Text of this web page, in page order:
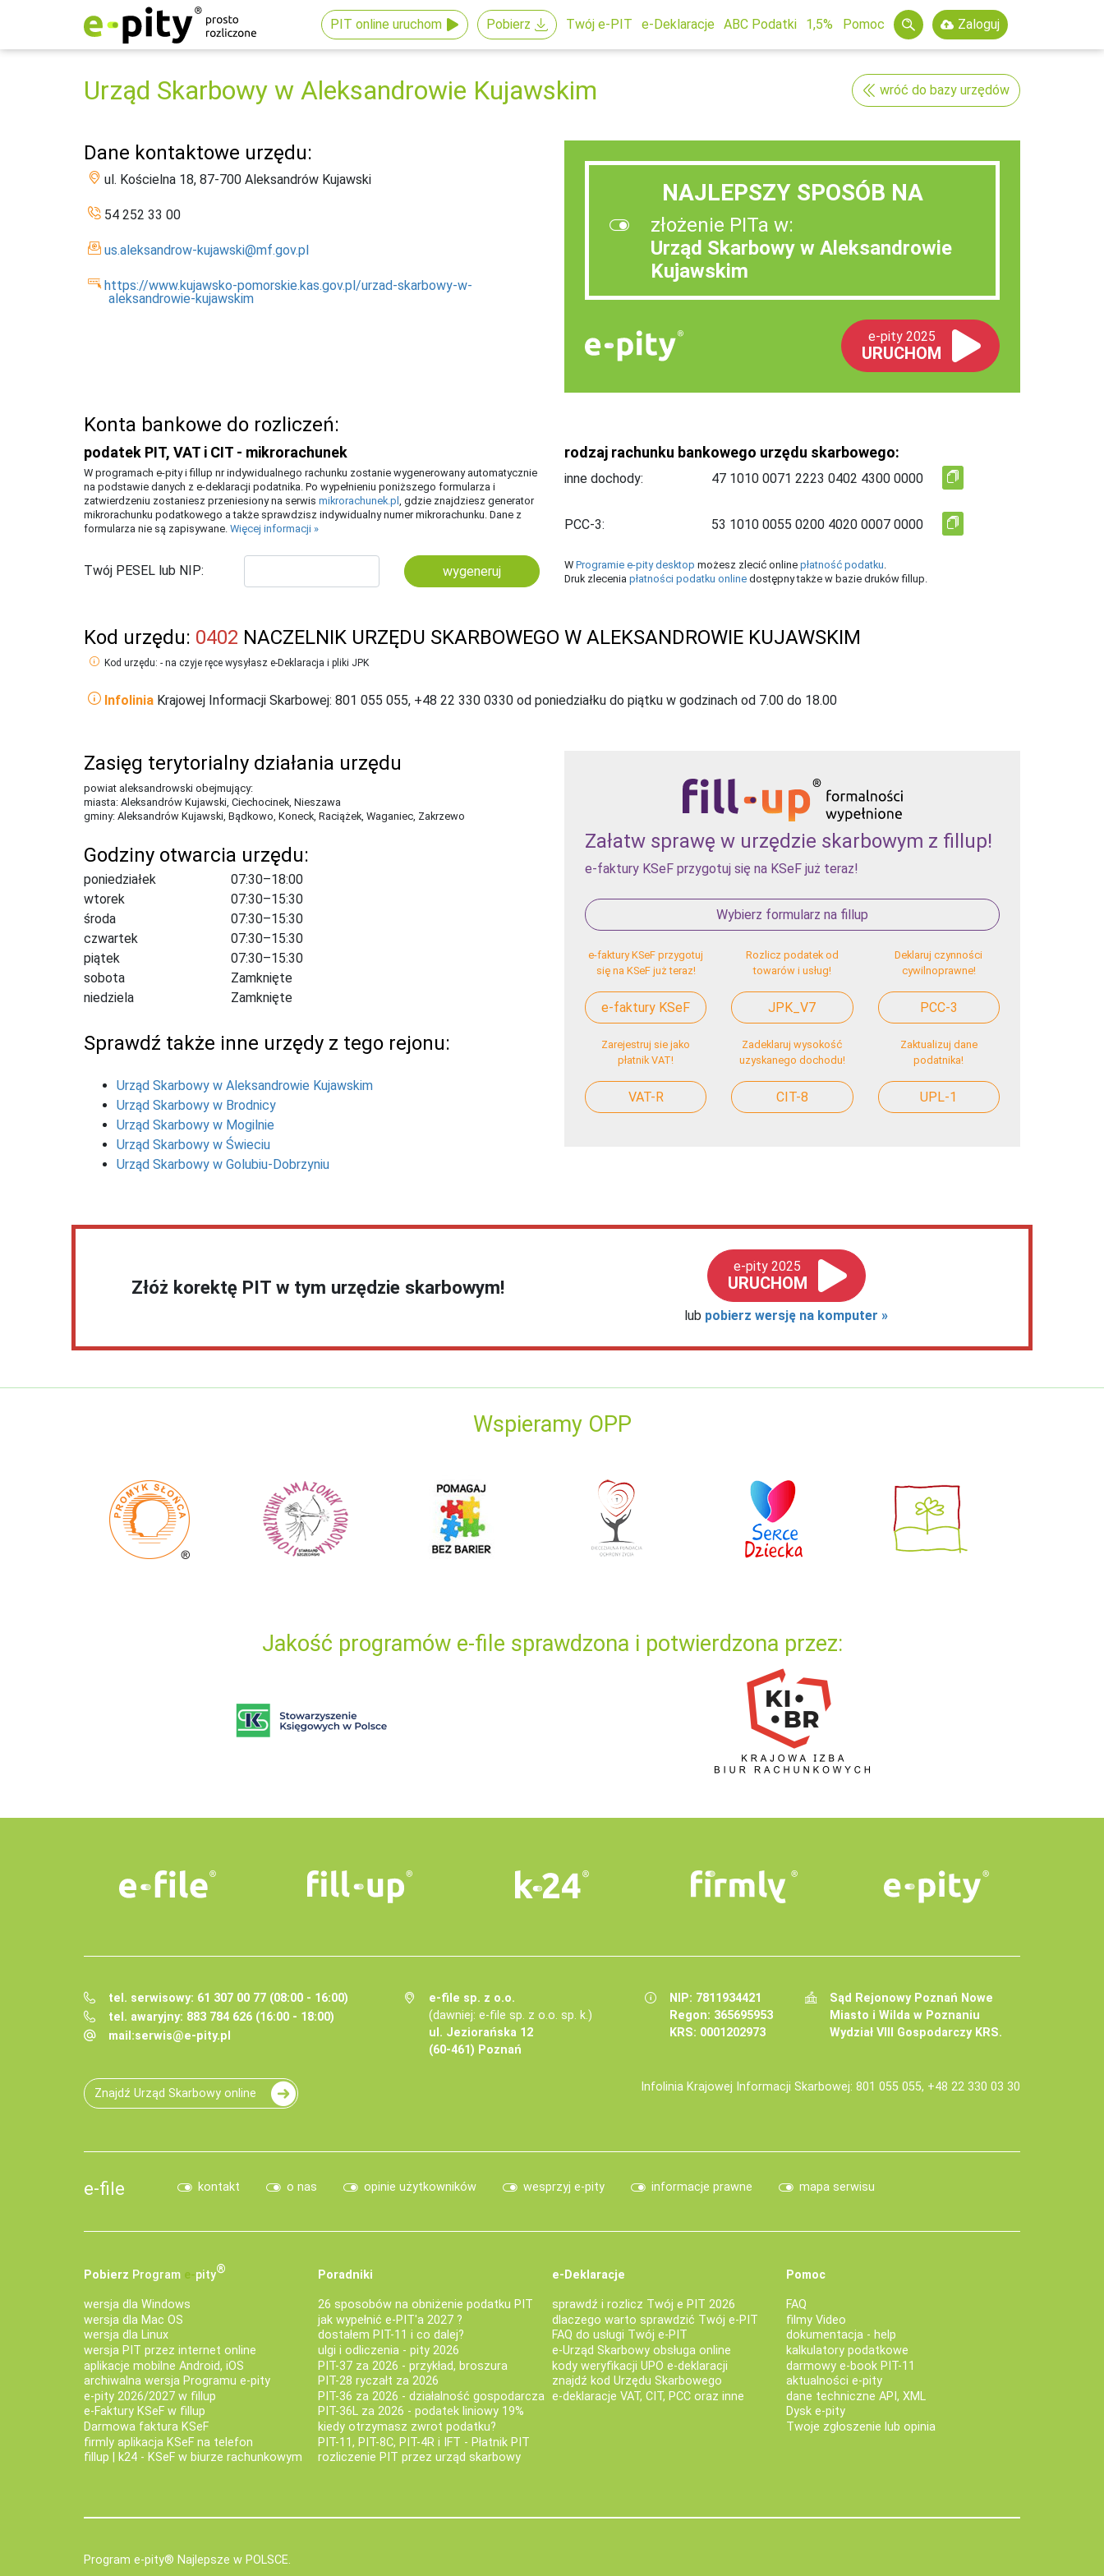
PIT online uruchom Pobierz Twój e-PIT e-Deklaracje ABC Podatki 1,5% Pomoc Zaloguj
Urząd Skarbowy w Aleksandrowie Kujawskim wróć do bazy urzędów
Dane kontaktowe urzędu:
ul. Kościelna 18, 87-700 Aleksandrów Kujawski
54 252 33 00
us.aleksandrow-kujawski@mf.gov.pl
https://www.kujawsko-pomorskie.kas.gov.pl/urzad-skarbowy-w-
aleksandrowie-kujawskim
NAJLEPSZY SPOSÓB NA
złożenie PITa w:
Urząd Skarbowy w Aleksandrowie
Kujawskim
e-pity 2025
URUCHOM
Konta bankowe do rozliczeń:
podatek PIT, VAT i CIT - mikrorachunek
W programach e-pity i fillup nr indywidualnego rachunku zostanie wygenerowany automatycznie
na podstawie danych z e-deklaracji podatnika. Po wypełnieniu poniższego formularza i
zatwierdzeniu zostaniesz przeniesiony na serwis mikrorachunek.pl , gdzie znajdziesz generator
mikrorachunku podatkowego a także sprawdzisz indywidualny numer mikrorachunku. Dane z
formularza nie są zapisywane. Więcej informacji »
Twój PESEL lub NIP: wygeneruj
rodzaj rachunku bankowego urzędu skarbowego:
inne dochody:
PCC-3:
W Programie e-pity desktop możesz zlecić online płatność podatku
Druk zlecenia płatności podatku online dostępny także w bazie druków fillup.
Kod urzędu: 0402 NACZELNIK URZĘDU SKARBOWEGO W ALEKSANDROWIE KUJAWSKIM
Kod urzędu: - na czyje ręce wysyłasz e-Deklaracja i pliki JPK
Infolinia Krajowej Informacji Skarbowej: 801 055 055, +48 22 330 0330 od poniedziałku do piątku w godzinach od 7.00 do 18.00
Zasięg terytorialny działania urzędu
powiat aleksandrowski obejmujący:
miasta: Aleksandrów Kujawski, Ciechocinek, Nieszawa
gminy: Aleksandrów Kujawski, Bądkowo, Koneck, Raciążek, Waganiec, Zakrzewo
Godziny otwarcia urzędu:
poniedziałek
07:30–18:00
wtorek
07:30–15:30
środa
07:30–15:30
czwartek
07:30–15:30
piątek
07:30–15:30
sobota
Zamknięte
niedziela
Zamknięte
Sprawdź także inne urzędy z tego rejonu:
Urząd Skarbowy w Aleksandrowie Kujawskim
Urząd Skarbowy w Brodnicy
Urząd Skarbowy w Mogilnie
Urząd Skarbowy w Świeciu
Urząd Skarbowy w Golubiu-Dobrzyniu
Załatw sprawę w urzędzie skarbowym z fillup!
e-faktury KSeF przygotuj się na KSeF już teraz!
Wybierz formularz na fillup
e-faktury KSeF przygotuj
się na KSeF już teraz!
e-faktury KSeF
Rozlicz podatek od
towarów i usług!
JPK_V7
Deklaruj czynności
cywilnoprawne!
PCC-3
Zarejestruj sie jako
płatnik VAT!
VAT-R
Zadeklaruj wysokość
uzyskanego dochodu!
CIT-8
Zaktualizuj dane
podatnika!
UPL-1
Złóż korektę PIT w tym urzędzie skarbowym!
e-pity 2025
URUCHOM
lub pobierz wersję na komputer
Wspieramy OPP
Jakość programów e-file sprawdzona i potwierdzona przez:
tel. serwisowy: 61 307 00 77 (08:00 - 16:00)
tel. awaryjny: 883 784 626 (16:00 - 18:00)
mail:serwis@e-pity.pl
e-file sp. z o.o.
(dawniej: e-file sp. z o.o. sp. k.)
ul. Jeziorańska 12
(60-461) Poznań
NIP: 7811934421
Regon: 365695953
KRS: 0001202973
Sąd Rejonowy Poznań Nowe
Miasto i Wilda w Poznaniu
Wydział VIII Gospodarczy KRS.
Znajdź Urząd Skarbowy online Infolinia Krajowej Informacji Skarbowej: 801 055 055, +48 22 330 03 30
e-file kontakt o nas opinie użytkowników wesprzyj e-pity informacje prawne mapa serwisu
Pobierz Program e‑pity®
wersja dla Windows
wersja dla Mac OS
wersja dla Linux
wersja PIT przez internet online
aplikacje mobilne Android, iOS
archiwalna wersja Programu e-pity
e-pity 2026/2027 w fillup
e‑Faktury KSeF w fillup
Darmowa faktura KSeF
firmly aplikacja KSeF na telefon
fillup | k24 - KSeF w biurze rachunkowym
Poradniki
26 sposobów na obniżenie podatku PIT
jak wypełnić e-PIT'a 2027 ?
dostałem PIT-11 i co dalej?
ulgi i odliczenia - pity 2026
PIT-37 za 2026 - przykład, broszura
PIT-28 ryczałt za 2026
PIT-36 za 2026 - działalność gospodarcza
PIT-36L za 2026 - podatek liniowy 19%
kiedy otrzymasz zwrot podatku?
PIT-11, PIT-8C, PIT-4R i IFT - Płatnik PIT
rozliczenie PIT przez urząd skarbowy
e-Deklaracje
sprawdź i rozlicz Twój e PIT 2026
dlaczego warto sprawdzić Twój e-PIT
FAQ do usługi Twój e-PIT
e-Urząd Skarbowy obsługa online
kody weryfikacji UPO e-deklaracji
znajdź kod Urzędu Skarbowego
e-deklaracje VAT, CIT, PCC oraz inne
Pomoc
FAQ
filmy Video
dokumentacja - help
kalkulatory podatkowe
darmowy e-book PIT-11
aktualności e-pity
dane techniczne API, XML
Dysk e-pity
Twoje zgłoszenie lub opinia
Program e-pity® Najlepsze w POLSCE.